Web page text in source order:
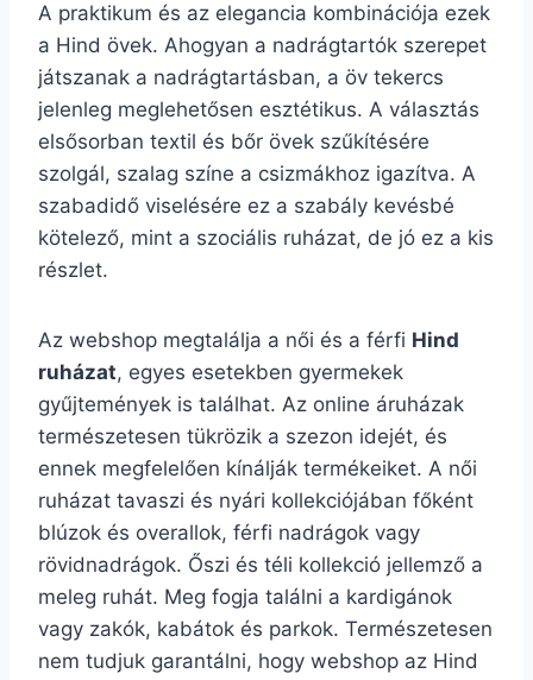
A praktikum és az elegancia kombinációja ezek
a Hind övek. Ahogyan a nadrágtartók szerepet
játszanak a nadrágtartásban, a öv tekercs
jelenleg meglehetősen esztétikus. A választás
elsősorban textil és bőr övek szűkítésére
szolgál, szalag színe a csizmákhoz igazítva. A
szabadidő viselésére ez a szabály kevésbé
kötelező, mint a szociális ruházat, de jó ez a kis
részlet.
Az webshop megtalálja a női és a férfi Hind
ruházat, egyes esetekben gyermekek
gyűjtemények is találhat. Az online áruházak
természetesen tükrözik a szezon idejét, és
ennek megfelelően kínálják termékeiket. A női
ruházat tavaszi és nyári kollekciójában főként
blúzok és overallok, férfi nadrágok vagy
rövidnadrágok. Őszi és téli kollekció jellemző a
meleg ruhát. Meg fogja találni a kardigánok
vagy zakók, kabátok és parkok. Természetesen
nem tudjuk garantálni, hogy webshop az Hind